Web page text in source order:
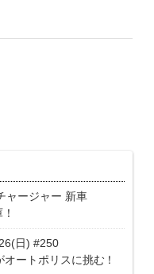
ャージャー 新車
日) #250
ートポリスに挑む！